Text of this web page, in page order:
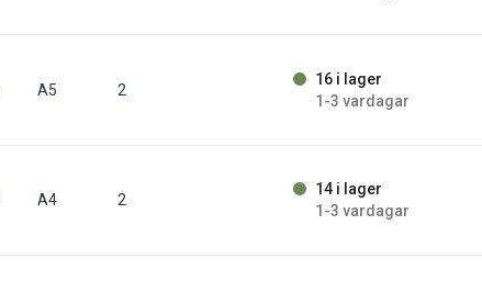
A5 2
16 i lager
1-3 vardagar
A4 2
14 i lager
1-3 vardagar